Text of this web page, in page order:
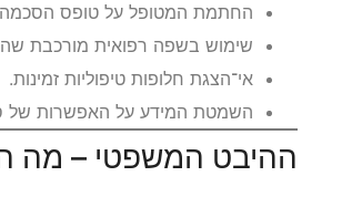
החתמת המטופל על טופס הסכמה
שימוש בשפה רפואית מורכבת
אי־הצגת חלופות טיפוליות זמינות.
השמטת המידע על האפשרות של
ההיבט המשפטי – מה